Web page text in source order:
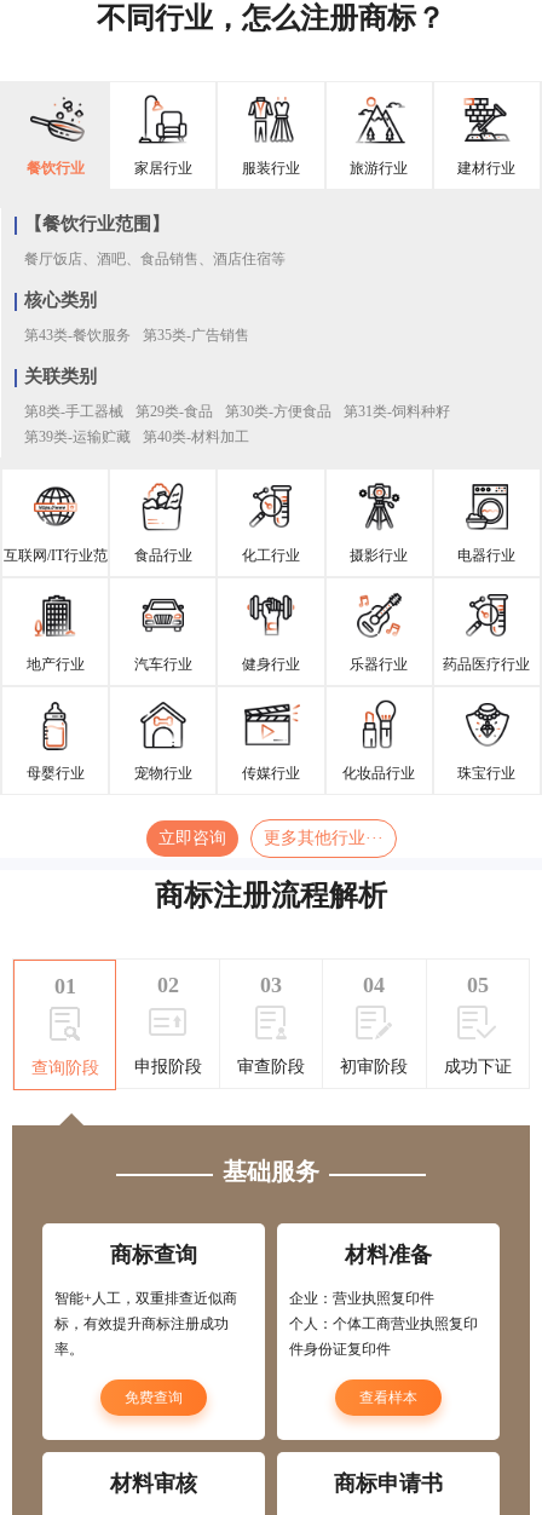
不同行业，怎么注册商标？
餐饮行业 家居行业 服装行业 旅游行业 建材行业
【餐饮行业范围】
餐厅饭店、酒吧、食品销售、酒店住宿等
核心类别
第43类-餐饮服务 第35类-广告销售
关联类别
第8类-手工器械 第29类-食品 第30类-方便食品
第31类-饲料种籽
第39类-运输贮藏
第40类-材料加工
互联网/IT行业范
食品行业 化工行业 摄影行业 电器行业
地产行业 汽车行业 健身行业 乐器行业 药品医疗行业
母婴行业 宠物行业 传媒行业 化妆品行业 珠宝行业
立即咨询 更多其他行业···
商标注册流程解析
01
查询阶段
02
申报阶段
03
审查阶段
04
初审阶段
05
成功下证
基础服务
商标查询
智能+人工，双重排查近似商
标，有效提升商标注册成功
率。
免费查询
材料准备
企业：营业执照复印件
个人：个体工商营业执照复印
件身份证复印件
查看样本
材料审核 商标申请书